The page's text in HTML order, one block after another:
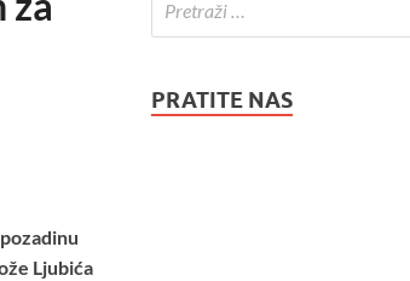
Ljubića
PRATITE NAS